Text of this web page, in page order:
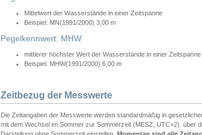
Mittelwert der Wasserstände in einer Zeitspanne
Beispiel: MN(1991/2000) 3,00 m
Pegelkennwert: MHW
mittlerer höchster Wert der Wasserstände in einer Zeitspanne
Beispiel: MHW(1991/2000) 6,00 m
Zeitbezug der Messwerte
Die Zeitangaben der Messwerte werden standardmäßig in
mit dem Wechsel im Sommer zur Sommerzeit (MESZ, UTC+2). über